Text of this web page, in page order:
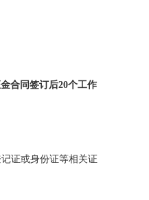
合同签订后20个工作
证或身份证等相关证